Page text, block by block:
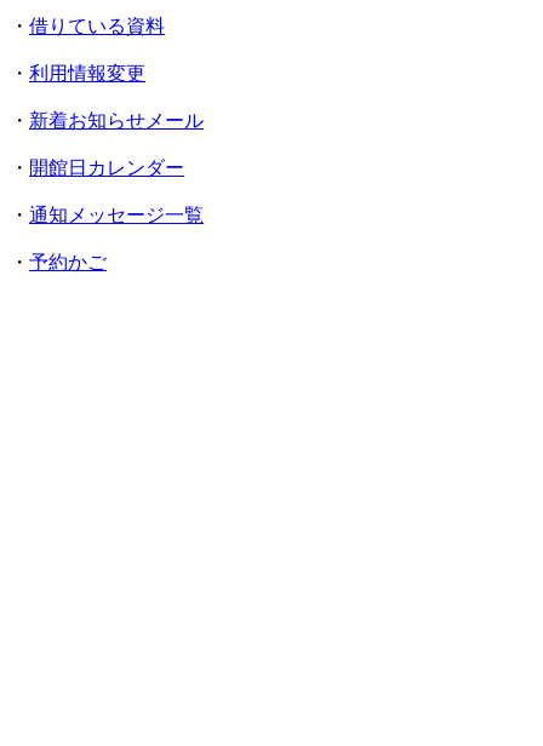
・ 借りている資料
・ 利用情報変更
・ 新着お知らせメール
・ 開館日カレンダー
・ 通知メッセージ一覧
・ 予約かご